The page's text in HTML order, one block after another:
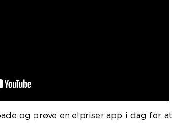
og prøve en elpriser app i dag for at